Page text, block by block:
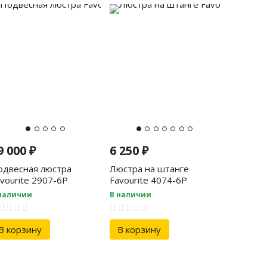
000₽
люстра
2907-6P
корзину
6 250₽
Люстра на штанге
Favourite 4074-6P
В наличии
В корзину